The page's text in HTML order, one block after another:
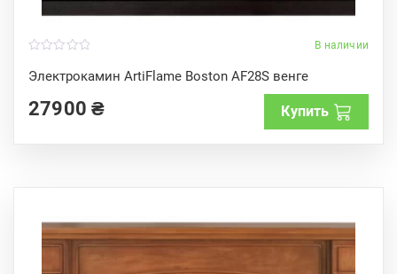
В наличии
Электрокамин ArtiFlame Boston AF28S венге
o
u
o
f
27900₴ Купить